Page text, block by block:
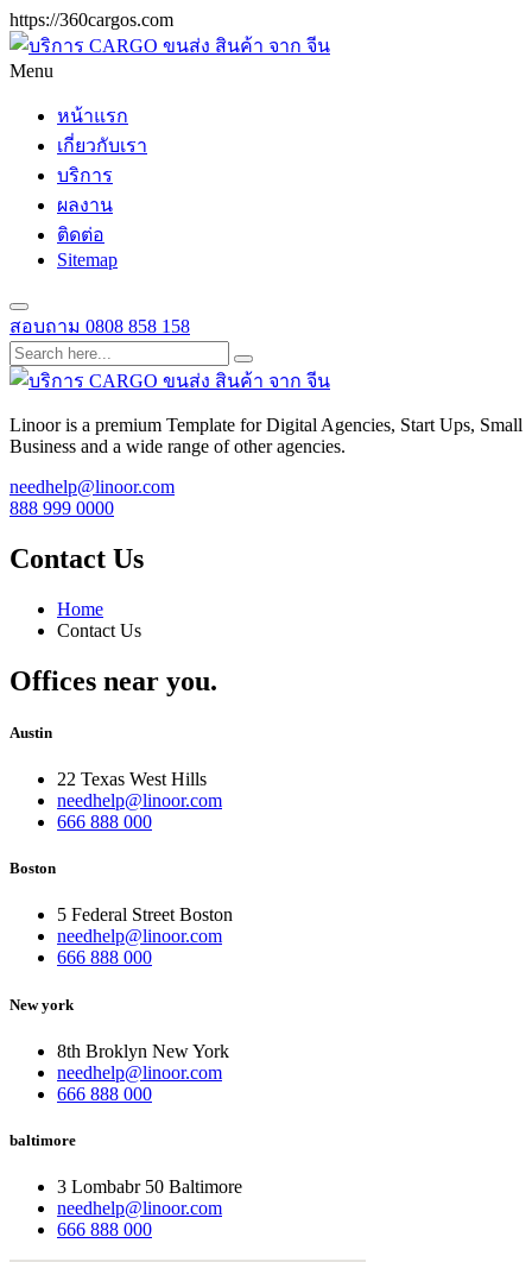
https://360cargos.com
Menu
หน้าแรก
เกี่ยวกับเรา
บริการ
ผลงาน
ติดต่อ
Sitemap
สอบถาม 0808 858 158
Linoor is a premium Template for Digital Agencies, Start Ups, Small
Business and a wide range of other agencies.
needhelp@linoor.com
888 999 0000
Contact Us
Home
Contact Us
Offices near you.
Austin
22 Texas West Hills
needhelp@linoor.com
666 888 000
Boston
5 Federal Street Boston
needhelp@linoor.com
666 888 000
New york
8th Broklyn New York
needhelp@linoor.com
666 888 000
baltimore
3 Lombabr 50 Baltimore
needhelp@linoor.com
666 888 000